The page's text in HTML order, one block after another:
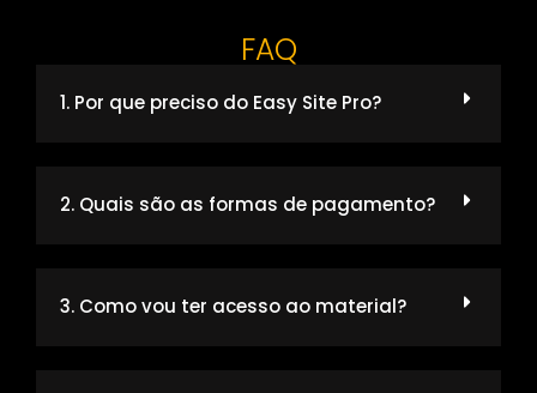
FAQ
1. Por que preciso do Easy Site Pro?
2. Quais são as formas de pagamento?
3. Como vou ter acesso ao material?